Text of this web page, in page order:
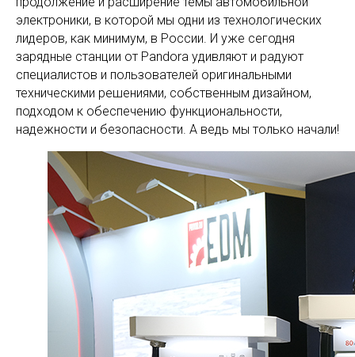
электроники, в которой мы одни из технологических
лидеров, как минимум, в России. И уже сегодня
зарядные станции от Pandora удивляют и радуют
специалистов и пользователей оригинальными
техническими решениями, собственным дизайном,
подходом к обеспечению функциональности,
надежности и безопасности. А ведь мы только начали!